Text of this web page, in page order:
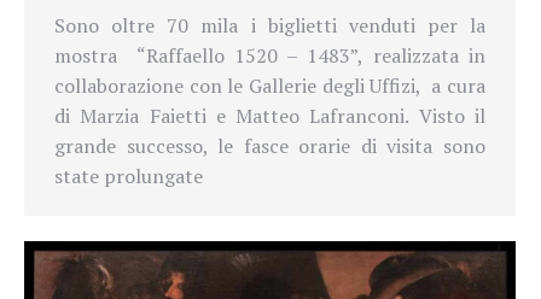
Sono oltre 70 mila i biglietti venduti per la
mostra
“Raffaello 1520 – 1483”, realizzata in
collaborazione con le Gallerie degli Uffizi, a cura
di Marzia Faietti e Matteo Lafranconi. Visto il
grande successo, le fasce orarie di visita sono
state prolungate